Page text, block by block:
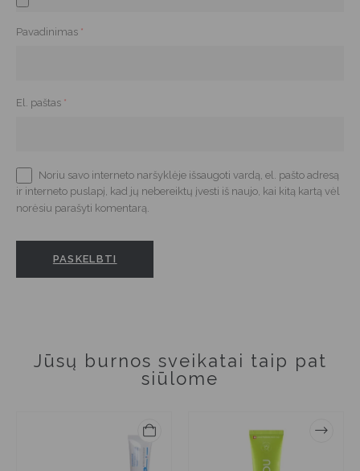
Pavadinimas *
El. paštas *
Noriu savo interneto naršyklėje išsaugoti vardą, el. pašto adresą
ir interneto puslapį, kad jų nebereiktų įvesti iš naujo, kai kitą kartą vėl
norėsiu parašyti komentarą.
Jūsų burnos sveikatai taip pat
siūlome